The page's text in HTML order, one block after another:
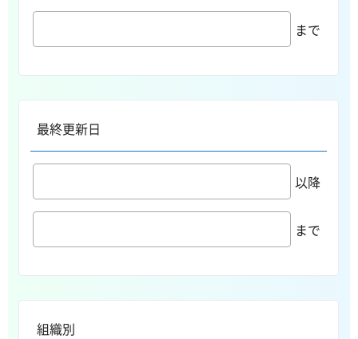
まで
最終更新日
以降
まで
組織別